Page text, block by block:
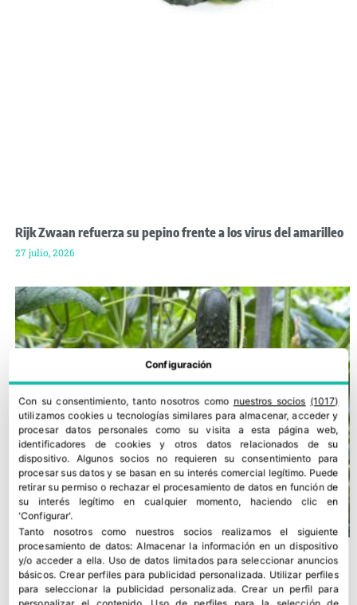
Rijk Zwaan refuerza su pepino frente a los virus del amarilleo
27 julio, 2026
Configuración
Con su consentimiento, tanto nosotros como nuestros socios (1017)
utilizamos cookies u tecnologías similares para almacenar, acceder y
procesar datos personales como su visita a esta página web,
identificadores de cookies y otros datos relacionados de su
dispositivo. Algunos socios no requieren su consentimiento para
procesar sus datos y se basan en su interés comercial legítimo. Puede
retirar su permiso o rechazar el procesamiento de datos en función de
su interés legítimo en cualquier momento, haciendo clic en
'Configurar'.
Tanto nosotros como nuestros socios realizamos el siguiente
procesamiento de datos:Almacenar la información en un dispositivo
y/o acceder a ella. Uso de datos limitados para seleccionar anuncios
básicos.Crear perfiles para publicidad personalizada. Utilizar perfiles
para seleccionar la publicidad personalizada.Crear un perfil para